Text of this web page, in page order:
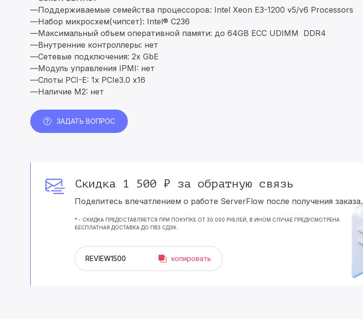
—Поддерживаемые семейства процессоров: Intel Xeon E3-1200 v5/v6 Processors
—Набор микросхем(чипсет): Intel® C236
—Максимальный объем оперативной памяти: до 64GB ECC UDIMM DDR4
—Внутренние контроллеры: нет
—Сетевые подключения: 2x GbE
—Модуль управления IPMI: нет
—Слоты PCI-E: 1x PCIe3.0 x16
—Наличие M2: нет
ЗАДАТЬ ВОПРОС
Скидка 1 500 ₽ за обратную связь
Поделитесь впечатлением о работе ServerFlow после получения заказа.
* - СКИДКА ПРЕДОСТАВЛЯЕТСЯ ПРИ ПОКУПКЕ ОТ 30 000 РУБЛЕЙ, В ИНОМ СЛУЧАЕ ПРЕДУСМОТРЕНА
БЕСПЛАТНАЯ ДОСТАВКА ДО ПВЗ СДЭК.
копировать